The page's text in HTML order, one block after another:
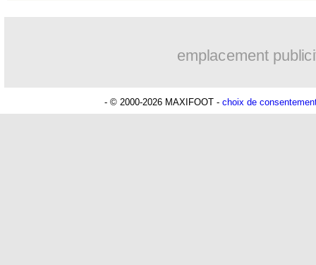
emplacement
- © 2000-2026 MAXIFOOT - choix de